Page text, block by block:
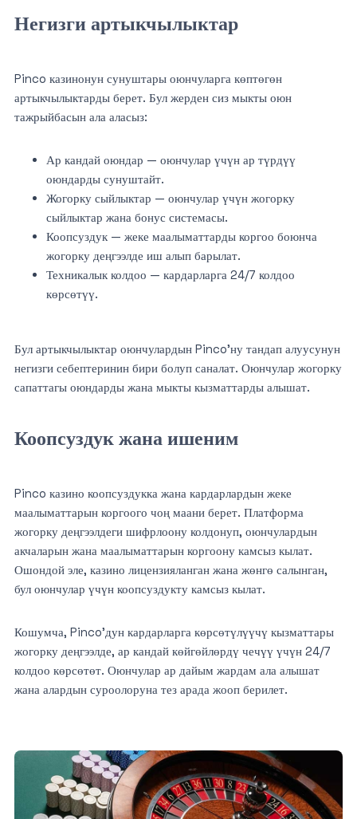
Негизги артыкчылыктар
Pinco казинонун сунуштары оюнчуларга көптөгөн
артыкчылыктарды берет. Бул жерден сиз мыкты оюн
тажрыйбасын ала аласыз:
Ар кандай оюндар — оюнчулар үчүн ар түрдүү
оюндарды сунуштайт.
Жогорку сыйлыктар — оюнчулар үчүн жогорку
сыйлыктар жана бонус системасы.
Коопсуздук — жеке маалыматтарды коргоо боюнча
жогорку деңгээлде иш алып барылат.
Техникалык колдоо — кардарларга 24/7 колдоо
көрсөтүү.
Бул артыкчылыктар оюнчулардын Pinco’ну тандап алуусунун
негизги себептеринин бири болуп саналат. Оюнчулар жогорку
сапаттагы оюндарды жана мыкты кызматтарды алышат.
Коопсуздук жана ишеним
Pinco казино коопсуздукка жана кардарлардын жеке
маалыматтарын коргоого чоң маани берет. Платформа
жогорку деңгээлдеги шифрлоону колдонуп, оюнчулардын
акчаларын жана маалыматтарын коргоону камсыз кылат.
Ошондой эле, казино лицензияланган жана жөнгө салынган,
бул оюнчулар үчүн коопсуздукту камсыз кылат.
Кошумча, Pinco’дун кардарларга көрсөтүлүүчү кызматтары
жогорку деңгээлде, ар кандай көйгөйлөрдү чечүү үчүн 24/7
колдоо көрсөтөт. Оюнчулар ар дайым жардам ала алышат
жана алардын суроолоруна тез арада жооп берилет.